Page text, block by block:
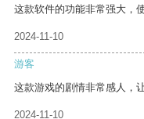
这款软件的功能非常强大，
2024-11-10
游客
这款游戏的剧情非常感人，
2024-11-10